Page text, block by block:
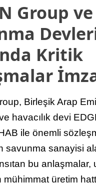
Group ve
Kritik
Birleşik Arap
havacılık devi
ile önemli
savunma sanayisi
bu anlaşmalar,
mühimmat üretim